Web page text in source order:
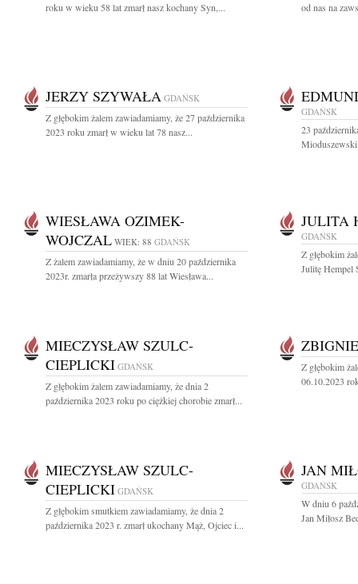
roku w wieku 58 lat zmarł nasz kochany Syn,...
od nas na
JERZY SZYWAŁA GDAŃSK
Z głębokim żalem zawiadamiamy, że 27 października
2023 roku zmarł w wieku lat 78 nasz...
GDAŃSK
23
WIESŁAWA OZIMEK-
WOJCZAL WIEK: 88 GDAŃSK
Z żalem zawiadamiamy, że w dniu 20 października
2023r. zmarła przeżywszy 88 lat Wiesława...
JULITA
GDAŃSK
Z głębokim
Julitę Hempel
MIECZYSŁAW SZULC-
CIEPLICKI GDAŃSK
Z głębokim żalem zawiadamiamy, że dnia 2
października 2023 roku po ciężkiej chorobie zmarł...
Z głębokim
06.10.2023
MIECZYSŁAW SZULC-
CIEPLICKI GDAŃSK
Z głębokim smutkiem zawiadamiamy, że dnia 2
października 2023 r. zmarł ukochany Mąż, Ojciec i...
JAN
GDAŃSK
W dniu 6
Jan Miłosz